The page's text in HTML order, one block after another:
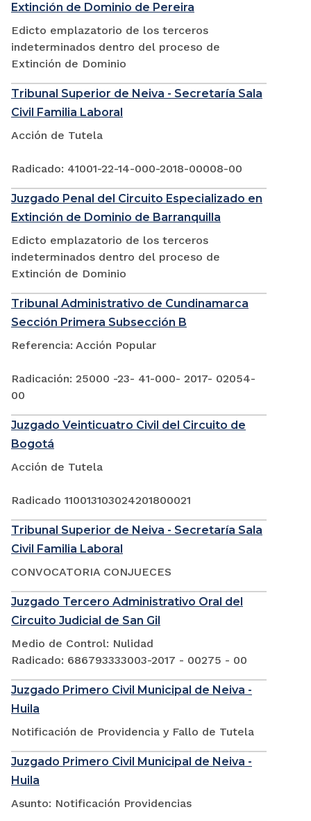
Extinción de Dominio de Pereira
Edicto emplazatorio de los terceros
indeterminados dentro del proceso de
Extinción de Dominio
Tribunal Superior de Neiva - Secretaría Sala
Civil Familia Laboral
Acción de Tutela
Radicado: 41001-22-14-000-2018-00008-00
Juzgado Penal del Circuito Especializado en
Extinción de Dominio de Barranquilla
Edicto emplazatorio de los terceros
indeterminados dentro del proceso de
Extinción de Dominio
Tribunal Administrativo de Cundinamarca
Sección Primera Subsección B
Referencia: Acción Popular
Radicación: 25000 -23- 41-000- 2017- 02054-
00
Juzgado Veinticuatro Civil del Circuito de
Bogotá
Acción de Tutela
Radicado 110013103024201800021
Tribunal Superior de Neiva - Secretaría Sala
Civil Familia Laboral
CONVOCATORIA CONJUECES
Juzgado Tercero Administrativo Oral del
Circuito Judicial de San Gil
Medio de Control: Nulidad
Radicado: 686793333003-2017 - 00275 - 00
Juzgado Primero Civil Municipal de Neiva -
Huila
Notificación de Providencia y Fallo de Tutela
Juzgado Primero Civil Municipal de Neiva -
Huila
Asunto: Notificación Providencias